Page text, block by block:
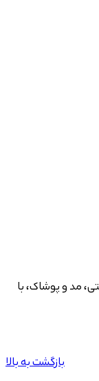
مد و پوشاک، با
بازگشت به بالا